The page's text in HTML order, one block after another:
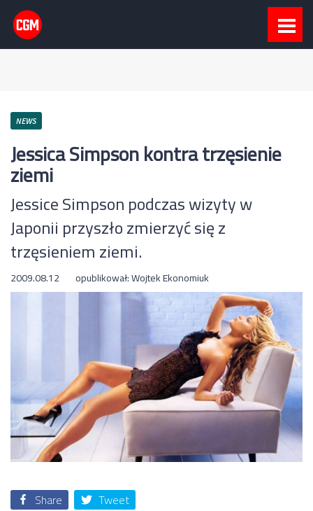
NEWS
Jessica Simpson kontra trzęsienie
ziemi
Jessice Simpson podczas wizyty w
Japonii przyszło zmierzyć się z
trzęsieniem ziemi.
2009.08.12 opublikował:Wojtek Ekonomiuk
Share Tweet